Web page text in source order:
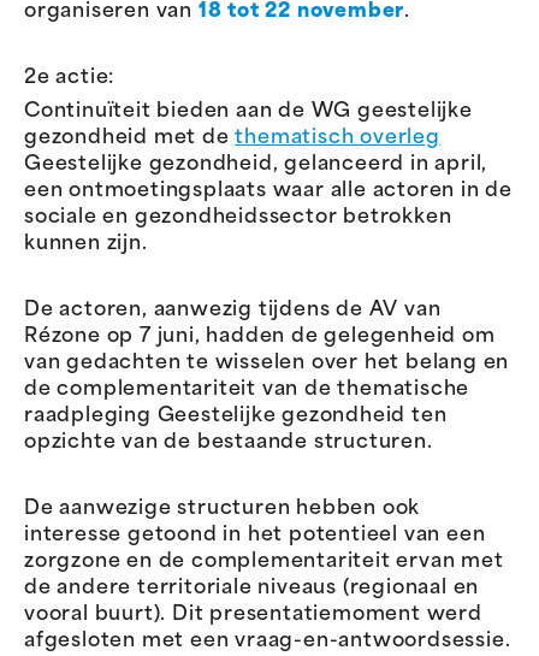
organiseren van 18 tot 22 november.
2e actie:
Continuïteit bieden aan de WG geestelijke
gezondheid met dethematisch overleg
Geestelijke gezondheid, gelanceerd in april,
een ontmoetingsplaats waar alle actoren in de
sociale en gezondheidssector betrokken
kunnen zijn.
De actoren, aanwezig tijdens de AV van
Rézone op 7 juni, hadden de gelegenheid om
van gedachten te wisselen over het belang en
de complementariteit van de thematische
raadpleging Geestelijke gezondheid ten
opzichte van de bestaande structuren.
De aanwezige structuren hebben ook
interesse getoond in het potentieel van een
zorgzone en de complementariteit ervan met
de andere territoriale niveaus (regionaal en
vooral buurt). Dit presentatiemoment werd
afgesloten met een vraag-en-antwoordsessie.